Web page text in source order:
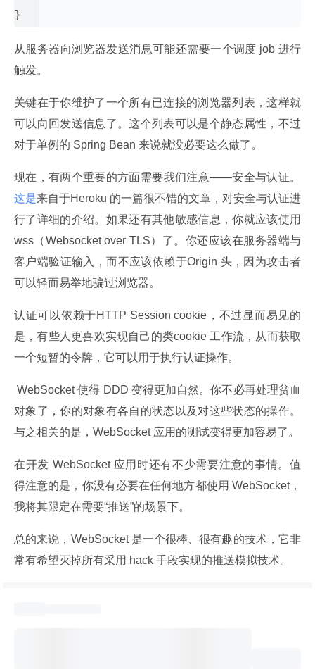
从服务器向浏览器发送消息可能还需要一个调度 job 进行
触发。
关键在于你维护了一个所有已连接的浏览器列表，这样就
可以向回发送信息了。这个列表可以是个静态属性，不过
对于单例的 Spring Bean 来说就没必要这么做了。
现在，有两个重要的方面需要我们注意——安全与认证。
这是来自于Heroku 的一篇很不错的文章，对安全与认证进
行了详细的介绍。如果还有其他敏感信息，你就应该使用
wss（Websocket over TLS）了。你还应该在服务器端与
客户端验证输入，而不应该依赖于Origin 头，因为攻击者
可以轻而易举地骗过浏览器。
认证可以依赖于HTTP Session cookie，不过显而易见的
是，有些人更喜欢实现自己的类cookie 工作流，从而获取
一个短暂的令牌，它可以用于执行认证操作。
WebSocket 使得 DDD 变得更加自然。你不必再处理贫血
对象了，你的对象有各自的状态以及对这些状态的操作。
与之相关的是，WebSocket 应用的测试变得更加容易了。
在开发 WebSocket 应用时还有不少需要注意的事情。值
得注意的是，你没有必要在任何地方都使用 WebSocket，
我将其限定在需要“推送”的场景下。
总的来说，WebSocket 是一个很棒、很有趣的技术，它非
常有希望灭掉所有采用 hack 手段实现的推送模拟技术。